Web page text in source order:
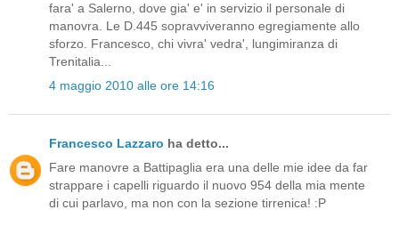
fara' a Salerno, dove gia' e' in servizio il personale di
manovra. Le D.445 sopravviveranno egregiamente allo
sforzo. Francesco, chi vivra' vedra', lungimiranza di
Trenitalia...
4 maggio 2010 alle ore 14:16
Francesco Lazzaro ha detto...
Fare manovre a Battipaglia era una delle mie idee da far
strappare i capelli riguardo il nuovo 954 della mia mente
di cui parlavo, ma non con la sezione tirrenica! :P